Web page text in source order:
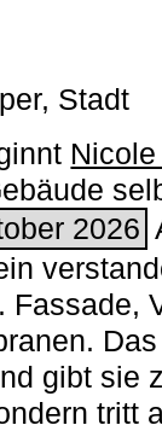
Stadt
Nicole
2026
Fassade,
gibt sie
tritt